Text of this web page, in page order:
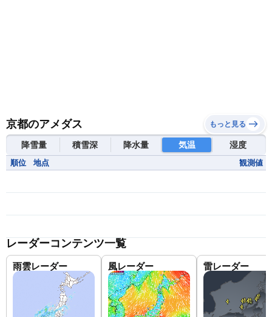
京都のアメダス もっと見る
降雪量 積雪深 降水量 気温 湿度
順位 地点 観測値
レーダーコンテンツ一覧
雨雲レーダー 風レーダー 雷レーダー